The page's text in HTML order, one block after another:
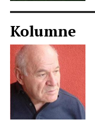
Kolumne